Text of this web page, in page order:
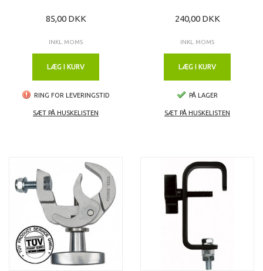
85,00 DKK
INKL. MOMS
LÆG I KURV
RING FOR LEVERINGSTID
SÆT PÅ HUSKELISTEN
240,00 DKK
INKL. MOMS
LÆG I KURV
PÅ LAGER
SÆT PÅ HUSKELISTEN